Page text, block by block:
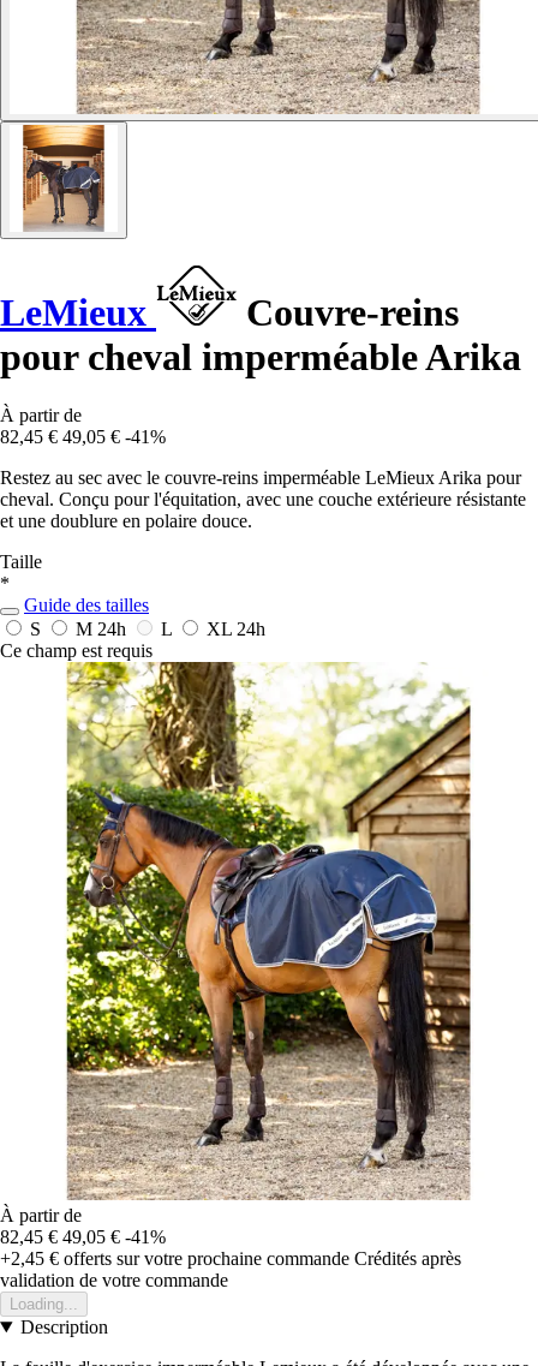
LeMieux
Couvre-reins
pour cheval imperméable Arika
À partir de
82,45 € 49,05 € -41%
Restez au sec avec le couvre-reins imperméable LeMieux Arika pour
cheval. Conçu pour l'équitation, avec une couche extérieure résistante
et une doublure en polaire douce.
Taille
*
Guide des tailles
S
M 24h L XL 24h
Ce champ est requis
À partir de
82,45 € 49,05 € -41%
+2,45 € offerts sur votre prochaine commande Crédités après
validation de votre commande
Loading...
Description